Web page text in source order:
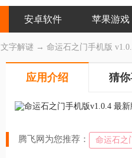
安卓软件 苹果游戏
文字解谜 → 命运石之门手机版
应用介绍 猜
腾飞网为您推荐： 命运石之